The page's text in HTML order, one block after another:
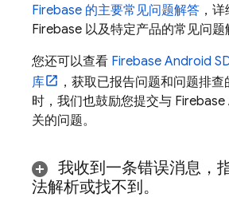
Firebase 的主要常见问题解答 ，
Firebase 以及特定产品的常见问题
您还可以查看 Firebase Android
库
，获取已报告问题和问题排
时，我们也鼓励您提交与
关的问题。
我收到一条错误消息，
法解析或找不到。